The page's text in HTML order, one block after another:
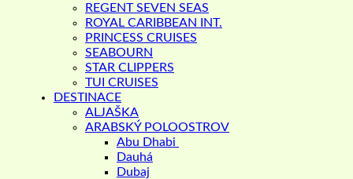
REGENT SEVEN SEAS
ROYAL CARIBBEAN INT.
PRINCESS CRUISES
SEABOURN
STAR CLIPPERS
TUI CRUISES
DESTINACE
ALJAŠKA
ARABSKÝ POLOOSTROV
Abu Dhabi
Dauhá
Dubaj